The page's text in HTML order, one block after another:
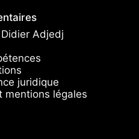
Adjedj
juridique
mentions légales